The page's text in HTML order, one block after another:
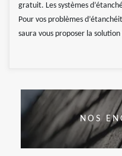
gratuit. Les systèmes
Pour vos problèmes
saura vous proposer la
NOS